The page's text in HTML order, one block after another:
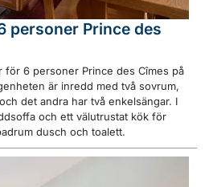
personer Prince des
för 6 personer Prince des Cîmes på
är inredd med två sovrum,
det andra har två enkelsängar. I
och ett välutrustat kök för
dusch och toalett.